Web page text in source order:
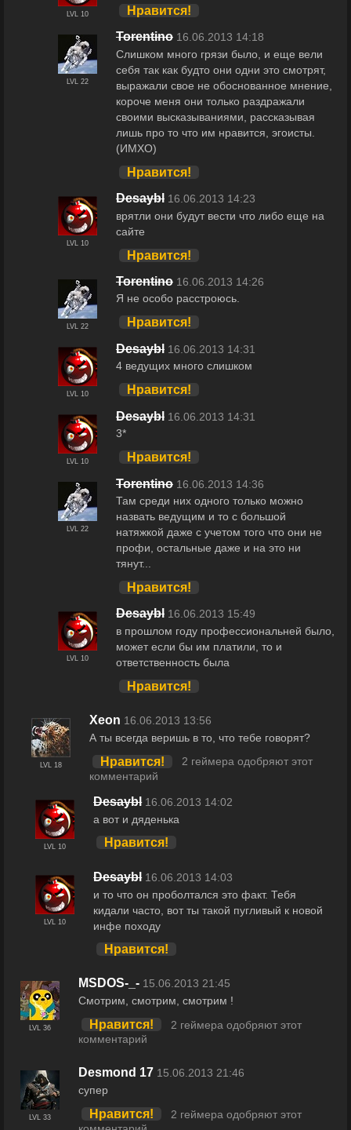
LVL 10 Нравится!
LVL 22
Torentino 16.06.2013 14:18
Слишком много грязи было, и еще вели
себя так как будто они одни это смотрят,
выражали свое не обоснованное мнение,
короче меня они только раздражали
своими высказываниями, рассказывая
лишь про то что им нравится, эгоисты.
(ИМХО)
Нравится!
LVL 10
Desaybl 16.06.2013 14:23
врятли они будут вести что либо еще на
сайте
Нравится!
LVL 22
Torentino 16.06.2013 14:26
Я не особо расстроюсь.
Нравится!
LVL 10
Desaybl 16.06.2013 14:31
4 ведущих много слишком
Нравится!
LVL 10
Desaybl 16.06.2013 14:31
3*
Нравится!
LVL 22
Torentino 16.06.2013 14:36
Там среди них одного только можно
назвать ведущим и то с большой
натяжкой даже с учетом того что они не
профи, остальные даже и на это ни
тянут...
Нравится!
LVL 10
Desaybl 16.06.2013 15:49
в прошлом году профессиональней было,
может если бы им платили, то и
ответственность была
Нравится!
LVL 18
Xeon 16.06.2013 13:56
А ты всегда веришь в то, что тебе говорят?
Нравится!
2 геймера одобряют этот
комментарий
LVL 10
Desaybl 16.06.2013 14:02
а вот и дяденька
Нравится!
LVL 10
Desaybl 16.06.2013 14:03
и то что он проболтался это факт. Тебя
кидали часто, вот ты такой пугливый к новой
инфе походу
Нравится!
LVL 36
MSDOS-_- 15.06.2013 21:45
Смотрим, смотрим, смотрим !
Нравится!
2 геймера одобряют этот
комментарий
LVL 33
Desmond 17 15.06.2013 21:46
супер
Нравится!
2 геймера одобряют этот